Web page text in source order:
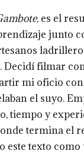
, es el
junto
Decidí filmar
mi oficio con
el suyo.
tiempo y
termina el
este texto como